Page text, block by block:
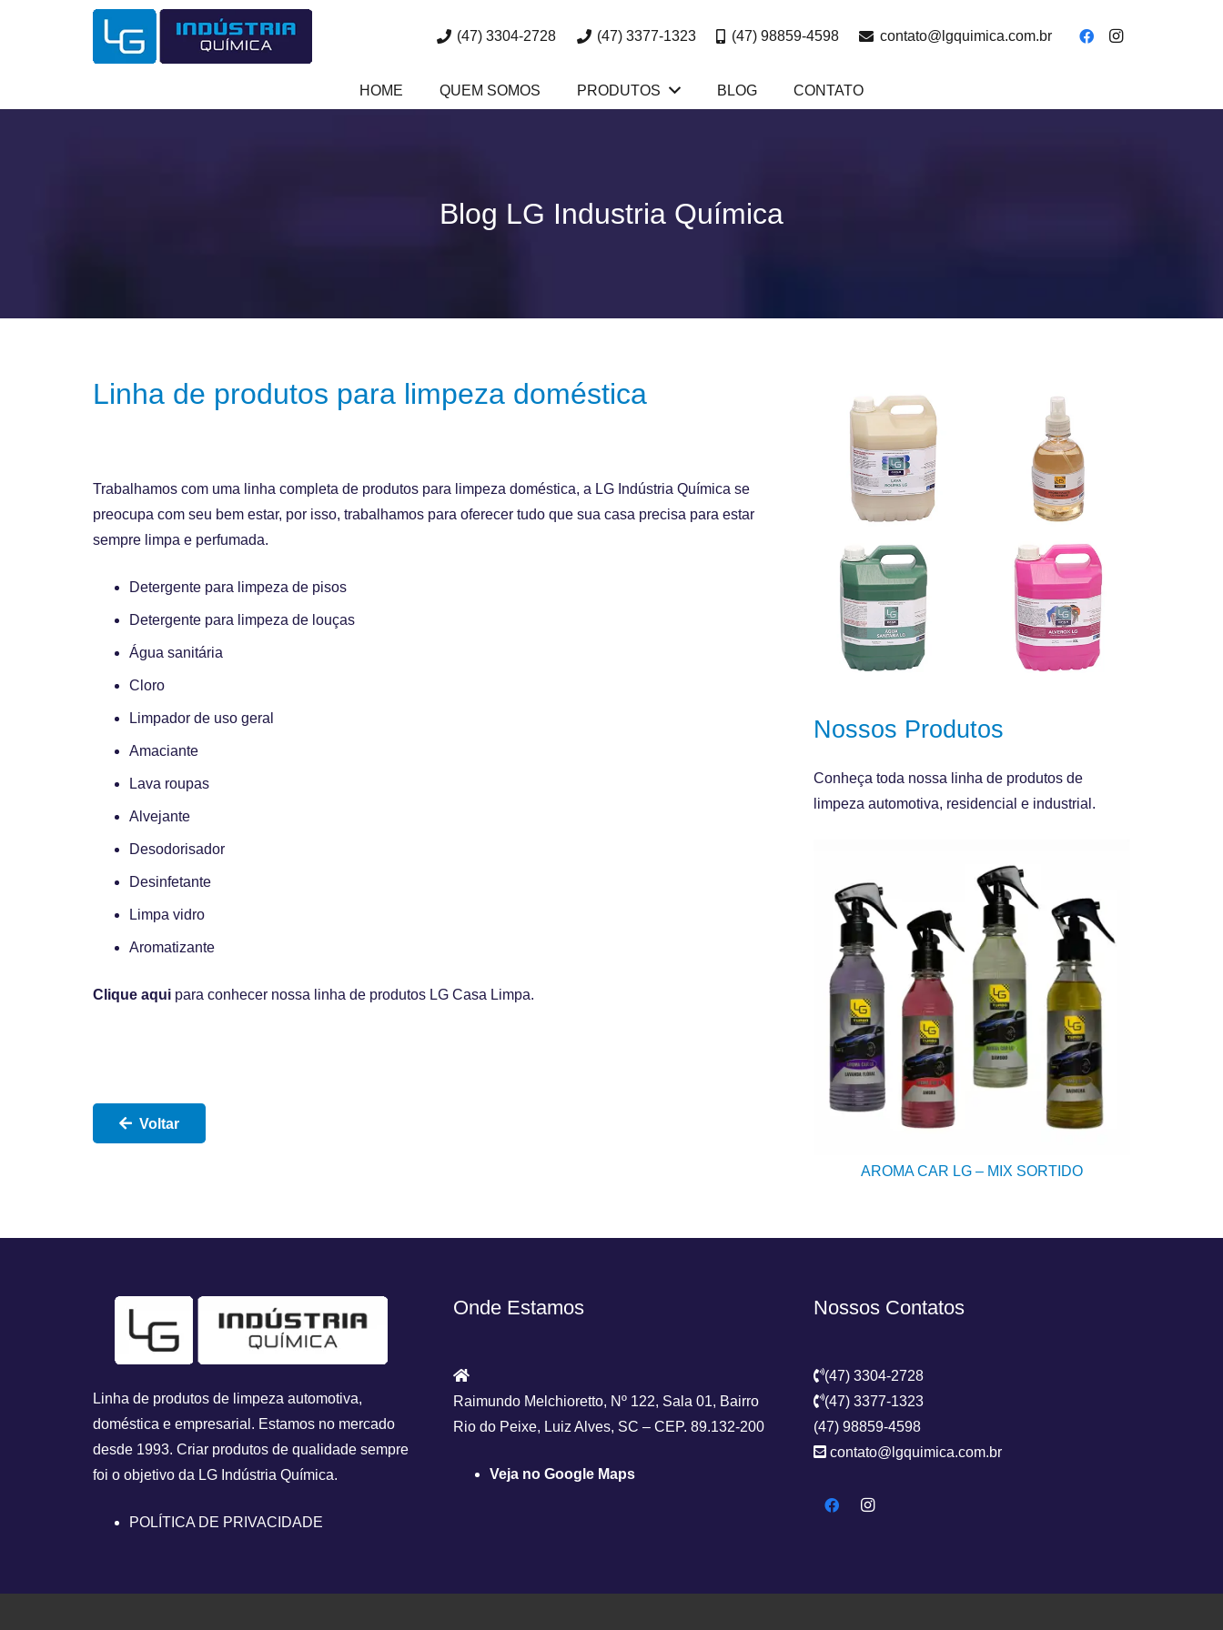
(47) 3304-2728 (47) 3377-1323 (47) 98859-4598 contato@lgquimica.com.br
HOME QUEM SOMOS PRODUTOS BLOG CONTATO
Blog LG Industria Química
Linha de produtos para limpeza doméstica
Trabalhamos com uma linha completa de produtos para limpeza doméstica, a LG Indústria Química se
preocupa com seu bem estar, por isso, trabalhamos para oferecer tudo que sua casa precisa para estar
sempre limpa e perfumada.
Detergente para limpeza de pisos
Detergente para limpeza de louças
Água sanitária
Cloro
Limpador de uso geral
Amaciante
Lava roupas
Alvejante
Desodorisador
Desinfetante
Limpa vidro
Aromatizante
Clique aqui para conhecer nossa linha de produtos LG Casa Limpa.
Voltar
Nossos Produtos
Conheça toda nossa linha de produtos de
limpeza automotiva, residencial e industrial.
AROMA CAR LG – MIX SORTIDO
Linha de produtos de limpeza automotiva,
doméstica e empresarial. Estamos no mercado
desde 1993. Criar produtos de qualidade sempre
foi o objetivo da LG Indústria Química.
POLÍTICA DE PRIVACIDADE
Onde Estamos
Raimundo Melchioretto, Nº 122, Sala 01, Bairro
Rio do Peixe, Luiz Alves, SC – CEP. 89.132-200
Veja no Google Maps
Nossos Contatos
(47) 3304-2728
(47) 3377-1323
(47) 98859-4598
contato@lgquimica.com.br